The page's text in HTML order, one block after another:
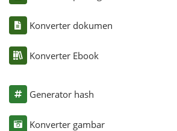
Konverter dokumen
Konverter Ebook
Generator hash
Konverter gambar